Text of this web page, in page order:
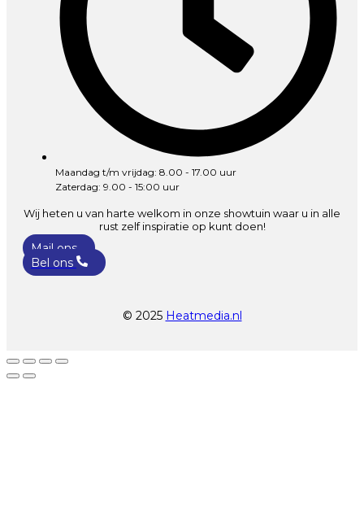
Maandag t/m vrijdag: 8.00 - 17.00 uur
Zaterdag: 9.00 - 15:00 uur
Wij heten u van harte welkom in onze showtuin waar u in alle
rust zelf inspiratie op kunt doen!
Mail ons
Bel ons
© 2025 Heatmedia.nl